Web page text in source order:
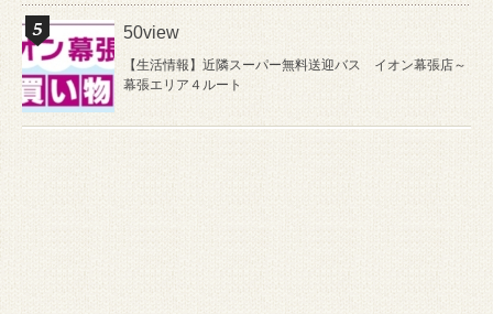
50view
【生活情報】近隣スーパー無料送迎バス イオン幕張店～
幕張エリア４ルート